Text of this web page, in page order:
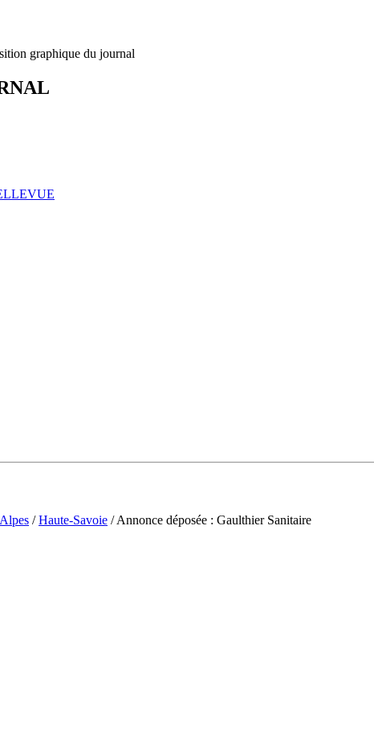
graphique du journal
/Haute-Savoie / Annonce déposée : Gaulthier Sanitaire